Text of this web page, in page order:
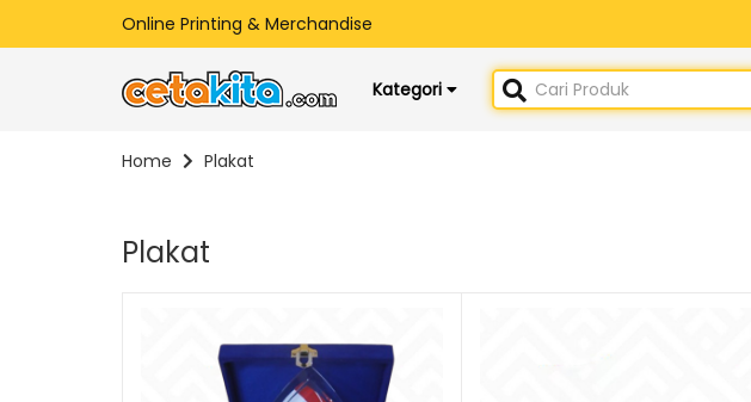
Online Printing & Merchandise
Kategori
Home Plakat
Plakat